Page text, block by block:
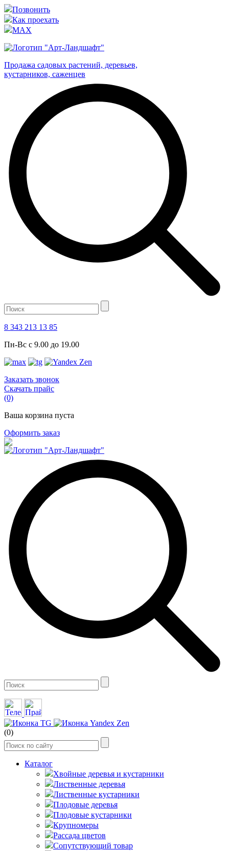
Позвонить
Как проехать
MAX
Продажа садовых растений, деревьев,
кустарников, саженцев
8 343 213 13 85
Пн-Вс с 9.00 до 19.00
Заказать звонок
Скачать прайс
(0)
Ваша корзина пуста
Оформить заказ
(0)
Каталог
Хвойные деревья и кустарники
Лиственные деревья
Лиственные кустарники
Плодовые деревья
Плодовые кустарники
Крупномеры
Рассада цветов
Сопутствующий товар